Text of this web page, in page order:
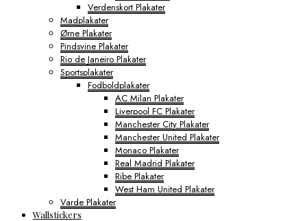
Verdenskort Plakater
Madplakater
Ørne Plakater
Pindsvine Plakater
Rio de Janeiro Plakater
Sportsplakater
Fodboldplakater
AC Milan Plakater
Liverpool FC Plakater
Manchester City Plakater
Manchester United Plakater
Monaco Plakater
Real Madrid Plakater
Ribe Plakater
West Ham United Plakater
Varde Plakater
Wallstickers